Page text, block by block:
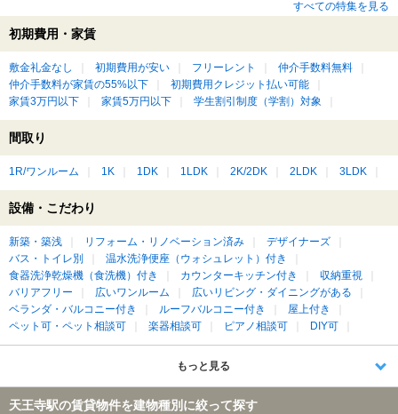
すべての特集を見る
初期費用・家賃
敷金礼金なし 初期費用が安い フリーレント
仲介手数料無料
仲介手数料が家賃の55%以下
初期費用クレジット払い可能
家賃3万円以下
家賃5万円以下 学生割引制度（学割）対象
間取り
1R/ワンルーム 1K 1DK 1LDK 2K/2DK 2LDK 3LDK
設備・こだわり
新築・築浅 リフォーム・リノベーション済み
デザイナーズ
バス・トイレ別
温水洗浄便座（ウォシュレット）付き
食器洗浄乾燥機（食洗機）付き
カウンターキッチン付き
収納重視
バリアフリー
広いワンルーム
広いリビング・ダイニングがある
ベランダ・バルコニー付き
ルーフバルコニー付き
屋上付き
ペット可・ペット相談可
楽器相談可 ピアノ相談可 DIY可
もっと見る
天王寺駅の賃貸物件を建物種別に絞って探す